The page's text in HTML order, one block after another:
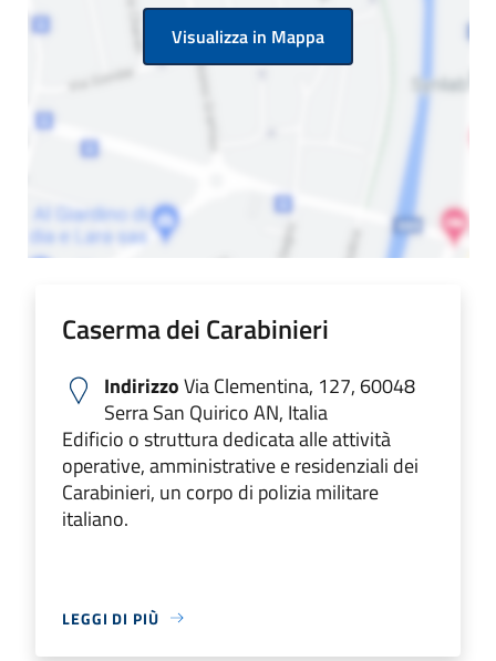
Visualizza in Mappa
Caserma dei Carabinieri
IndirizzoVia Clementina, 127, 60048
Serra San Quirico AN, Italia
Edificio o struttura dedicata alle attività
operative, amministrative e residenziali dei
Carabinieri, un corpo di polizia militare
italiano.
LEGGI DI PIÙ